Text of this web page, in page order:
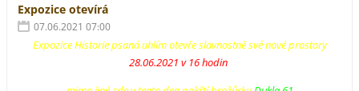
Expozice otevírá
07.06.2021 07:00
Expozice Historie psaná uhlím otevře slavnostně své nové prostory
28.06.2021 v 16 hodin